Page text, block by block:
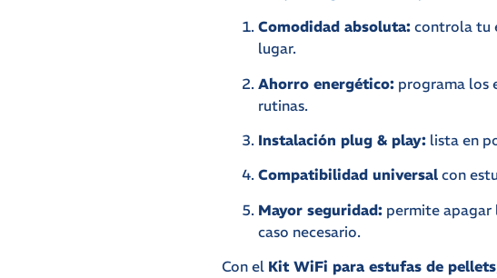
Comodidad absoluta: controla tu
lugar.
Ahorro energético: programa los
rutinas.
Instalación plug & play: lista en
Compatibilidad universal con
Mayor seguridad: permite apagar
caso necesario.
Con el Kit WiFi para estufas de pellets